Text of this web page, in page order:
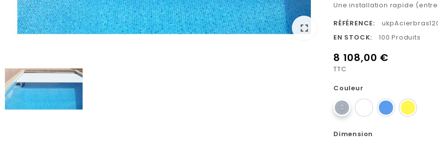
fullscreen
Une installation rapide
RÉFÉRENCE:
EN STOCK:
100 Produits
8 108,00 €
TTC
Couleur
Dimension